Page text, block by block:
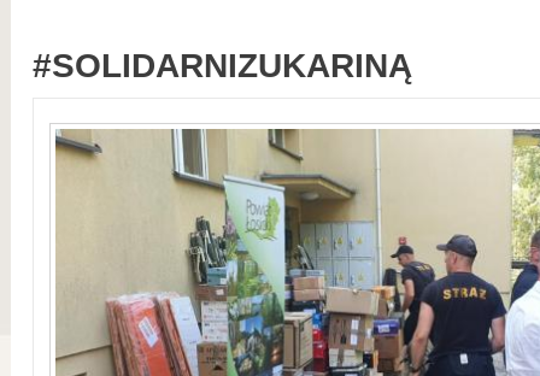
#SOLIDARNIZUKARINĄ